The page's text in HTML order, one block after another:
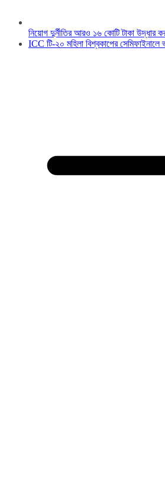
নিয়োগ দুর্নীতির আরও ১৬ কোটি টাকা উদ্ধার
ICC টি-২০ মহিলা বিশ্বকাপের সেমিফাইনালে